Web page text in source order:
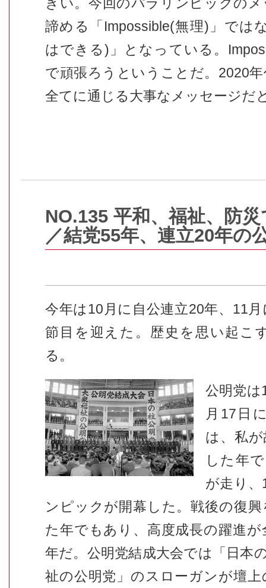
諦める「Impossible(無理)」では
はできる)」となっている。
で頑張ろうということだ。2020
全てに通じる大事なメッセージだ
NO.135 平和、福祉、防
／結党55年、連立20年の
今年は10月に自公連立20年、11
節目を迎えた。歴史を思い起こ
る。
公明党は
月17日
は、私
した年
が走り
ンピックが開幕した。戦後の復
た年でもあり、高度成長の躍進
年だ。公明党結成大会では「日本
祉の公明党」のスローガンが壇